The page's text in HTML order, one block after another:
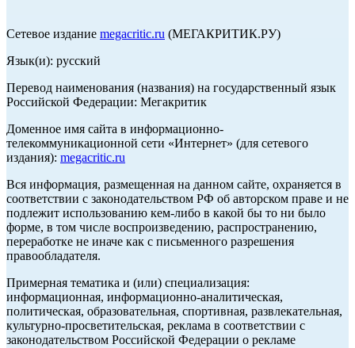
Сетевое издание megacritic.ru (МЕГАКРИТИК.РУ)
Язык(и): русский
Перевод наименования (названия) на государственный язык
Российской Федерации: Мегакритик
Доменное имя сайта в информационно-
телекоммуникационной сети «Интернет» (для сетевого
издания): megacritic.ru
Вся информация, размещенная на данном сайте, охраняется в
соответствии с законодательством РФ об авторском праве и не
подлежит использованию кем-либо в какой бы то ни было
форме, в том числе воспроизведению, распространению,
переработке не иначе как с письменного разрешения
правообладателя.
Примерная тематика и (или) специализация:
информационная, информационно-аналитическая,
политическая, образовательная, спортивная, развлекательная,
культурно-просветительская, реклама в соответствии с
законодательством Российской Федерации о рекламе